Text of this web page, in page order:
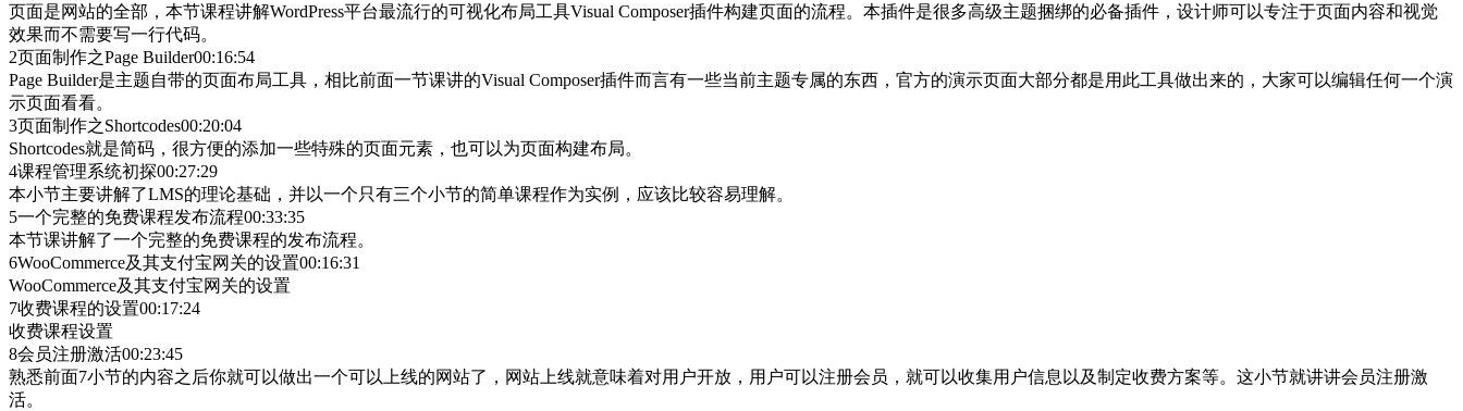
页面是网站的全部，本节课程讲解WordPress平台最流行的可视化布局工具Visual Composer插件构建页面的流程。本插件是很多高级主题捆绑的必备插件，设计师可以专注于页面内容和视觉
效果而不需要写一行代码。
2页面制作之Page Builder00:16:54
Page Builder是主题自带的页面布局工具，相比前面一节课讲的Visual Composer插件而言有一些当前主题专属的东西，官方的演示页面大部分都是用此工具做出来的，大家可以编辑任何一个演
示页面看看。
3页面制作之Shortcodes00:20:04
Shortcodes就是简码，很方便的添加一些特殊的页面元素，也可以为页面构建布局。
4课程管理系统初探00:27:29
本小节主要讲解了LMS的理论基础，并以一个只有三个小节的简单课程作为实例，应该比较容易理解。
5一个完整的免费课程发布流程00:33:35
本节课讲解了一个完整的免费课程的发布流程。
6WooCommerce及其支付宝网关的设置00:16:31
WooCommerce及其支付宝网关的设置
7收费课程的设置00:17:24
收费课程设置
8会员注册激活00:23:45
熟悉前面7小节的内容之后你就可以做出一个可以上线的网站了，网站上线就意味着对用户开放，用户可以注册会员，就可以收集用户信息以及制定收费方案等。这小节就讲讲会员注册激
活。